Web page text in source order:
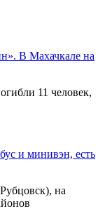
В Махачкале на
11 человек,
и минивэн, есть
на